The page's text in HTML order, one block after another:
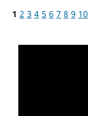
1 2 3 4 5 6 7 8 9 10